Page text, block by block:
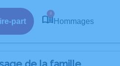
part
8
Hommages